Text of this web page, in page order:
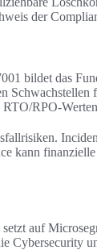
der
bildet das
RPO-
kann
auf
Cybersecurity